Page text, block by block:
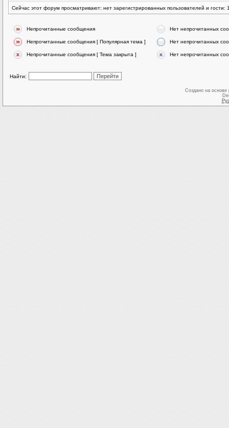
Сейчас этот форум просматривают: нет зарегистрированных пользователей и гости:
Непрочитанные сообщения Нет непрочитанных
Непрочитанные сообщения [ Популярная тема ] Нет непрочитанных
Непрочитанные сообщения [ Тема закрыта ] Нет непрочитанных
Найти:
Создано на основе